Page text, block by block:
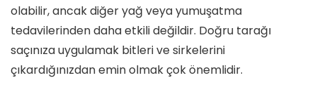
olabilir, ancak diğer yağ veya yumuşatma
tedavilerinden daha etkili değildir. Doğru tarağı
saçınıza uygulamak bitleri ve sirkelerini
çıkardığınızdan emin olmak çok önemlidir.